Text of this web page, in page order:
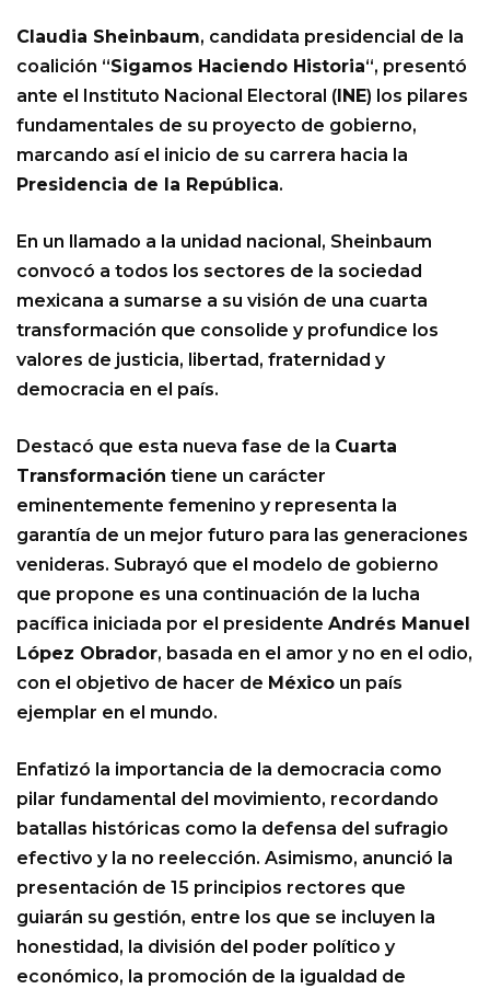
Claudia Sheinbaum, candidata presidencial de la
coalición “Sigamos Haciendo Historia“, presentó
ante el Instituto Nacional Electoral (INE) los pilares
fundamentales de su proyecto de gobierno,
marcando así el inicio de su carrera hacia la
Presidencia de la República.
En un llamado a la unidad nacional, Sheinbaum
convocó a todos los sectores de la sociedad
mexicana a sumarse a su visión de una cuarta
transformación que consolide y profundice los
valores de justicia, libertad, fraternidad y
democracia en el país.
Destacó que esta nueva fase de la Cuarta
Transformación tiene un carácter
eminentemente femenino y representa la
garantía de un mejor futuro para las generaciones
venideras. Subrayó que el modelo de gobierno
que propone es una continuación de la lucha
pacífica iniciada por el presidente Andrés Manuel
López Obrador, basada en el amor y no en el odio,
con el objetivo de hacer de México un país
ejemplar en el mundo.
Enfatizó la importancia de la democracia como
pilar fundamental del movimiento, recordando
batallas históricas como la defensa del sufragio
efectivo y la no reelección. Asimismo, anunció la
presentación de 15 principios rectores que
guiarán su gestión, entre los que se incluyen la
honestidad, la división del poder político y
económico, la promoción de la igualdad de